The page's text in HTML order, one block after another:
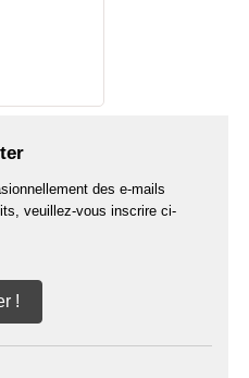
des e-mails
veuillez-vous inscrire ci-
!